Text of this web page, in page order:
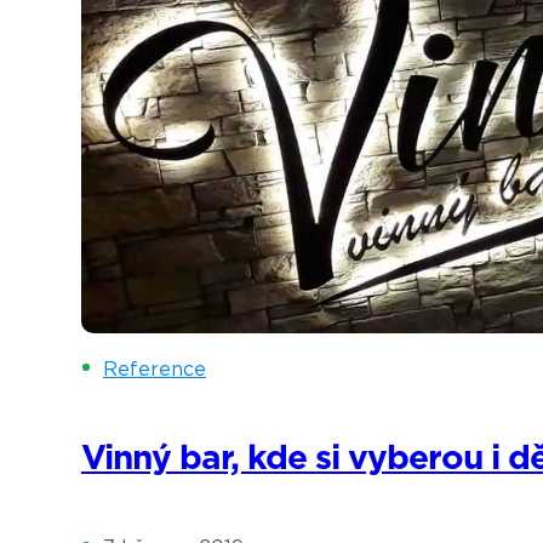
Reference
Vinný bar, kde si vyberou i